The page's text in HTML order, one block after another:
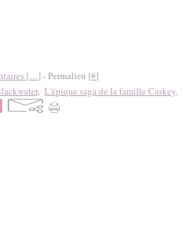
[…] - Permalien [#]
, L'épique saga de la famille Caskey,